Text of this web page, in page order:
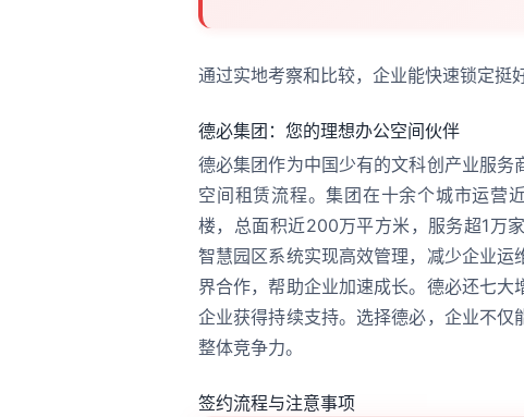
通过实地考察和比较，企业能快速锁定挺
德必集团：您的理想办公空间伙伴
德必集团作为中国少有的文科创产业服
空间租赁流程。集团在十余个城市运营
楼，总面积近200万平方米，服务超1万
智慧园区系统实现高效管理，减少企业
界合作，帮助企业加速成长。德必还七
企业获得持续支持。选择德必，企业不
整体竞争力。
签约流程与注意事项